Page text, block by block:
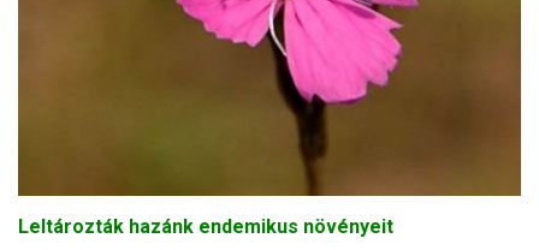
Leltározták hazánk endemikus növényeit